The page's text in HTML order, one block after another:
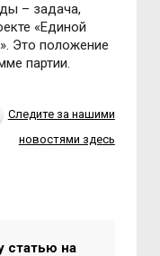
– задача,
«Единой
Это положение
партии.
Следите за нашими
новостями здесь
статью на